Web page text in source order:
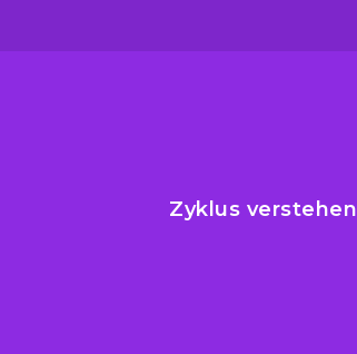
Zyklus verstehen